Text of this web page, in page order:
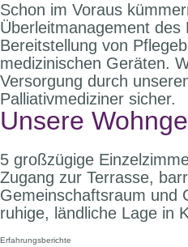
Schon im Voraus
Überleitmanagement
Bereitstellung von
medizinischen Geräten.
Versorgung durch
Palliativmediziner sicher.
Unsere
5 großzügige
Zugang zur Terrasse,
Gemeinschaftsraum und
ruhige, ländliche Lage in
Erfahrungsberichte